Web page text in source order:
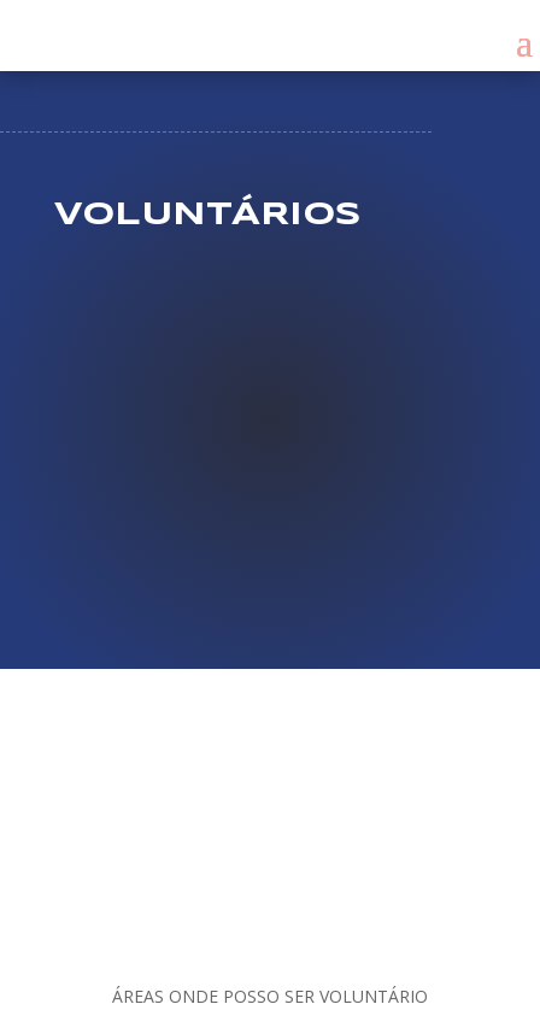
VOLUNTÁRIOS
ÁREAS ONDE POSSO SER VOLUNTÁRIO